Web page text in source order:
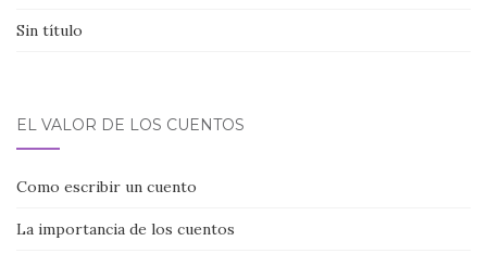
Sin título
EL VALOR DE LOS CUENTOS
Como escribir un cuento
La importancia de los cuentos